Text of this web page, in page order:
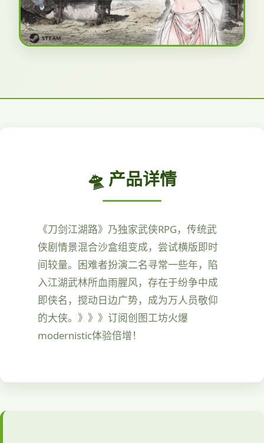
🛸 产品详情
《刀剑江湖路》乃独家武侠RPG，传统武
侠剧情景混合沙盒组变成，尝试横版即时
间较量。困难者扮演二名寻常一些年，陷
入江湖武林所血雨腥风，存在于纷争中成
即侠名，搅动日边广势，成为万人员敬仰
的大侠。》》》订阅创图工坊火爆
modernistic体验倍增！